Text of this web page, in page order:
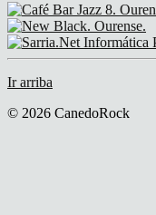
Ir arriba
© 2026 CanedoRock